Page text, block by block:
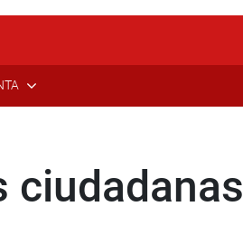
ciudadanas